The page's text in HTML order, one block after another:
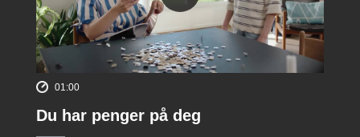
01:00
Du har penger på deg